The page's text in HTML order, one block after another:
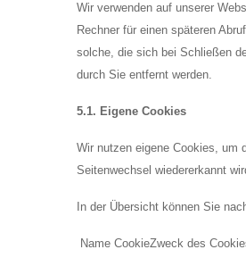
Wir verwenden auf unserer
Rechner für einen späteren
solche, die sich bei Schließen
durch Sie entfernt werden.
5.1. Eigene Cookies
Wir nutzen eigene Cookies, um
Seitenwechsel wiedererkannt
In der Übersicht können Sie
Name CookieZweck des